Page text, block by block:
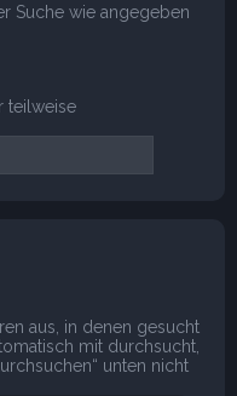
Suche wie angegeben
teilweise
aus, in denen gesucht
mit durchsucht,
unten nicht